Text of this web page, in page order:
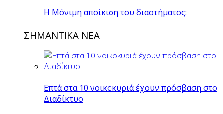
H Mόνιμη αποίκιση του διαστήματος:
ΣΗΜΑΝΤΙΚΑ ΝΕΑ
Επτά στα 10 νοικοκυριά έχουν πρόσβαση στο
Διαδίκτυο